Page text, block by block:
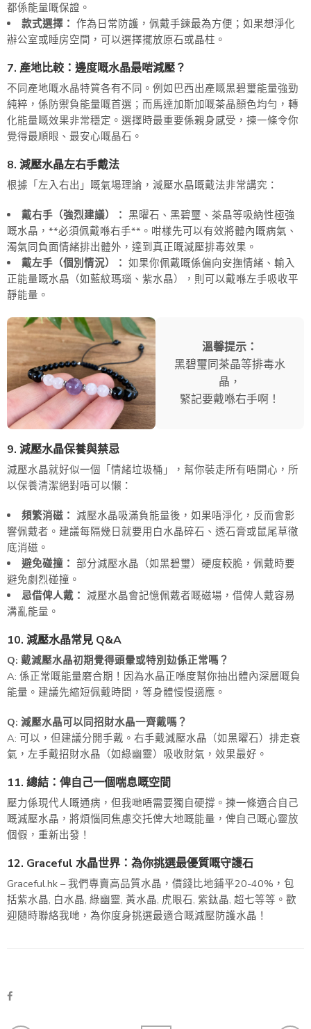
都係能量嘅保證。
款式選擇： 作為日常防護，佩戴手鍊最為方便；如果想淨化
辦公室或睡房空間，可以選擇擺放原石或晶柱。
7. 產地比較：邊度嘅水晶最啱減壓？
不同產地嘅水晶特質各有不同。例如巴西出產嘅黑碧璽能量強勁
純粹，係防禦負能量嘅首選；而馬達加斯加嘅茶晶顏色均勻，轉
化能量嘅效果非常穩定。選擇時最重要係親身感受，揀一條令你
覺得最順眼、最安心嘅晶石。
8. 減壓水晶左右手戴法
根據「左入右出」嘅氣場理論，減壓水晶嘅戴法非常講究：
戴右手（強烈建議）： 黑曜石、黑碧璽、茶晶等吸納性極強
嘅水晶，**必須佩戴喺右手**。咁樣先可以有效將體內嘅病氣、
濁氣同負面情緒排出體外，達到真正嘅減壓排毒效果。
戴左手（個別情況）： 如果你佩戴嘅係偏向安撫情緒、輸入
正能量嘅水晶（如藍紋瑪瑙、紫水晶），則可以戴喺左手吸收平
靜能量。
溫馨提示：
黑碧璽同茶晶等排毒水
晶，
緊記要戴喺右手啊！
9. 減壓水晶保養與禁忌
減壓水晶就好似一個「情緒垃圾桶」，幫你裝走所有唔開心，所
以保養清潔絕對唔可以懶：
頻繁消磁： 減壓水晶吸滿負能量後，如果唔淨化，反而會影
響佩戴者。建議每隔幾日就要用白水晶碎石、透石膏或鼠尾草徹
底消磁。
避免碰撞： 部分減壓水晶（如黑碧璽）硬度較脆，佩戴時要
避免劇烈碰撞。
忌借俾人戴： 減壓水晶會記憶佩戴者嘅磁場，借俾人戴容易
溝亂能量。
10. 減壓水晶常見 Q&A
Q: 戴減壓水晶初期覺得頭暈或特別攰係正常嗎？
A: 係正常嘅能量磨合期！因為水晶正喺度幫你抽出體內深層嘅負
能量。建議先縮短佩戴時間，等身體慢慢適應。
Q: 減壓水晶可以同招財水晶一齊戴嗎？
A: 可以，但建議分開手戴。右手戴減壓水晶（如黑曜石）排走衰
氣，左手戴招財水晶（如綠幽靈）吸收財氣，效果最好。
11. 總結：俾自己一個喘息嘅空間
壓力係現代人嘅通病，但我哋唔需要獨自硬撐。揀一條適合自己
嘅減壓水晶，將煩惱同焦慮交托俾大地嘅能量，俾自己嘅心靈放
個假，重新出發！
12. Graceful 水晶世界：為你挑選最優質嘅守護石
Graceful.hk – 我們專賣高品質水晶，價錢比地鋪平20-40%，包
括紫水晶, 白水晶, 綠幽靈, 黃水晶, 虎眼石, 紫鈦晶, 超七等等。歡
迎隨時聯絡我哋，為你度身挑選最適合嘅減壓防護水晶！